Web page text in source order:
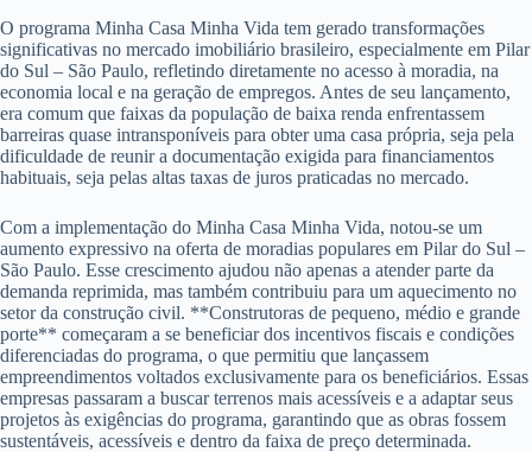
O programa Minha Casa Minha Vida tem gerado transformações
significativas no mercado imobiliário brasileiro, especialmente em Pilar
do Sul – São Paulo, refletindo diretamente no acesso à moradia, na
economia local e na geração de empregos. Antes de seu lançamento,
era comum que faixas da população de baixa renda enfrentassem
barreiras quase intransponíveis para obter uma casa própria, seja pela
dificuldade de reunir a documentação exigida para financiamentos
habituais, seja pelas altas taxas de juros praticadas no mercado.
Com a implementação do Minha Casa Minha Vida, notou-se um
aumento expressivo na oferta de moradias populares em Pilar do Sul –
São Paulo. Esse crescimento ajudou não apenas a atender parte da
demanda reprimida, mas também contribuiu para um aquecimento no
setor da construção civil. **Construtoras de pequeno, médio e grande
porte** começaram a se beneficiar dos incentivos fiscais e condições
diferenciadas do programa, o que permitiu que lançassem
empreendimentos voltados exclusivamente para os beneficiários. Essas
empresas passaram a buscar terrenos mais acessíveis e a adaptar seus
projetos às exigências do programa, garantindo que as obras fossem
sustentáveis, acessíveis e dentro da faixa de preço determinada.